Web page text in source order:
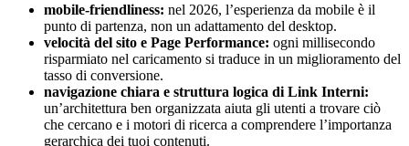
mobile-friendliness: nel 2026, l’esperienza da mobile è il
punto di partenza, non un adattamento del desktop.
velocità del sito e Page Performance: ogni millisecondo
risparmiato nel caricamento si traduce in un miglioramento del
tasso di conversione.
navigazione chiara e struttura logica di Link Interni:
un’architettura ben organizzata aiuta gli utenti a trovare ciò
che cercano e i motori di ricerca a comprendere l’importanza
gerarchica dei tuoi contenuti.